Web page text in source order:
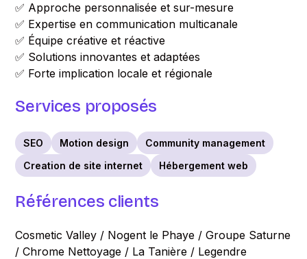
✅ Approche personnalisée et sur-mesure
✅ Expertise en communication multicanale
✅ Équipe créative et réactive
✅ Solutions innovantes et adaptées
✅ Forte implication locale et régionale
Services proposés
SEO Motion design
Community management
Creation de site internet
Hébergement web
Références clients
Cosmetic Valley / Nogent le Phaye / Groupe Saturne
/ Chrome Nettoyage / La Tanière / Legendre